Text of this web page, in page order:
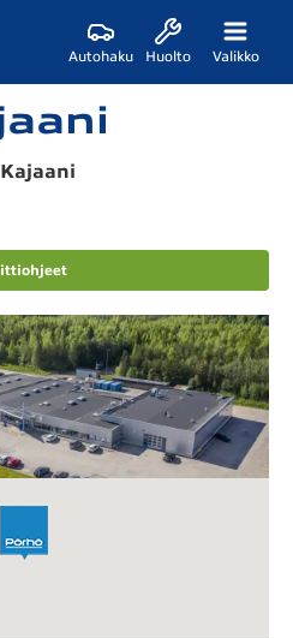
Autohaku Huolto Valikko